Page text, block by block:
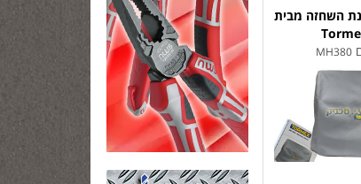
השחזה מבית
MH380